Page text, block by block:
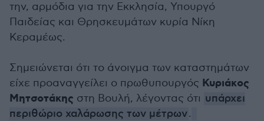
την, αρμόδια για την Εκκλησία, Υπουργό
Παιδείας και Θρησκευμάτων κυρία Νίκη
Κεραμέως.
Σημειώνεται ότι το άνοιγμα των καταστημάτων
είχε προαναγγείλει ο πρωθυπουργός Κυριάκος
Μητσοτάκης στη Βουλή, λέγοντας ότι υπάρχει
περιθώριο χαλάρωσης των μέτρων.